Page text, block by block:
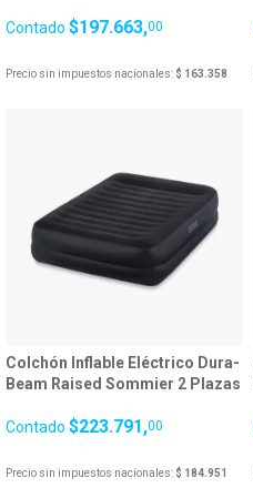
Contado $197.663,00
Precio sin impuestos nacionales: $ 163.358
Colchón Inflable Eléctrico Dura-
Beam Raised Sommier 2 Plazas
Contado $223.791,00
Precio sin impuestos nacionales: $ 184.951